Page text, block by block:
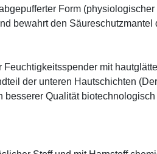
Form (physiologischer
bewahrt den Säureschutzmantel
mit
der unteren Hautschichten
besserer Qualität biotechnologisch